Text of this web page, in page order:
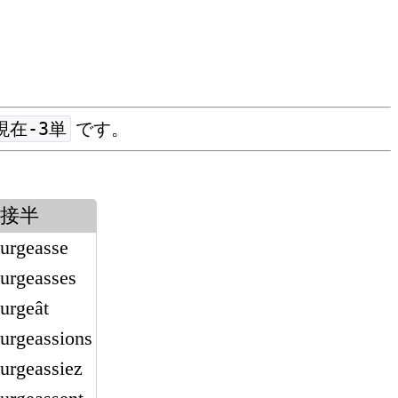
在-3単 です。
接半
urgeasse
urgeasses
urgeât
urgeassions
urgeassiez